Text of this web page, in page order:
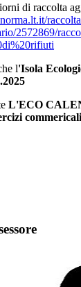
di raccolta
2572869/
l'Isola
L'ECO